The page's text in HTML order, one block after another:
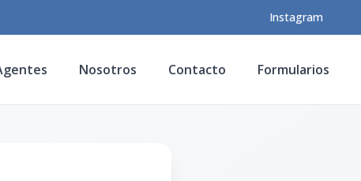
Instagram
Nosotros Contacto Formularios